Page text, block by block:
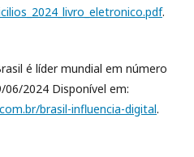
.
é líder mundial em número
2024 Disponível em:
brasil-influencia-digital.